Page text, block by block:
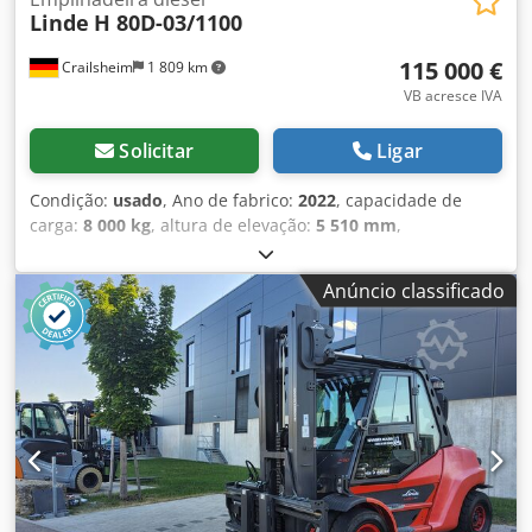
Crailsheim 1 809 km
Linde H 80D-03/1100
115 000 €
VB acresce IVA
Solicitar Ligar
Condição: usado, Ano de fabrico: 2022, capacidade de
carga: 8 000 kg, altura de elevação: 5 510 mm,
5 700 mm, · Controle de pedal duplo
para frente e para trás · frenagem hidrostática Joysticks
integrados no apoio de braço · Visor antirreflexo com
informações sobre conteúdo do tanque, hora, horas de
operação, informações de serviço, etc. Bomba de
deslocamento variável para menor consumo de energia ·
Sistema de Proteção de Motores Linde (LEPS):
Monitoramento · Aviso e redução de potência quando
vários parâmetros de desempenho, como nível/pressão do
óleo do motor, nível/temperatura da água de resfriamento,
temperatura do óleo hidráulico e vácuo do filtro de ar, são
excedidos ou reduzidos. · Alta segurança e estabilidade
Anúncio classificado